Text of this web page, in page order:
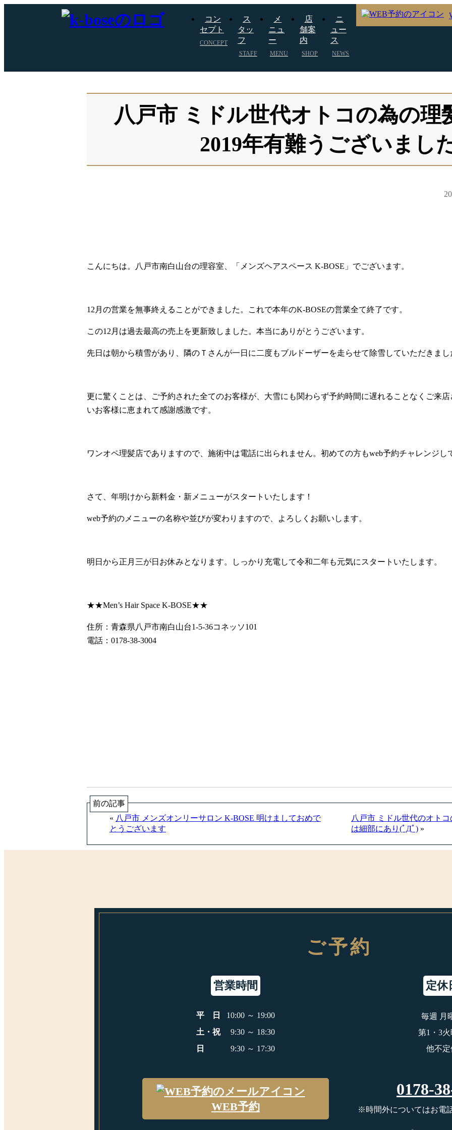
コン
セプト
CONCEPT
ス
タッ
フ
STAFF
メ
ニュ
ー
MENU
店
舗案
内
SHOP
ニ
ュー
ス
NEWS
八戸市 ミドル世代オトコの為の理
2019年有難うございまし
こんにちは。八戸市南白山台の理容室、「メンズヘアスペース K-BOSE」でございます。
12月の営業を無事終えることができました。これで本年のK-BOSEの営業全て終了です。
この12月は過去最高の売上を更新致しました。本当にありがとうございます。
先日は朝から積雪があり、隣のＴさんが一日に二度もブルドーザーを走らせて除雪していただきまし
更に驚くことは、ご予約された全てのお客様が、大雪にも関わらず予約時間に遅れることなくご来
いお客様に恵まれて感謝感激です。
ワンオペ理髪店でありますので、施術中は電話に出られません。初めての方もweb予約チャレンジし
さて、年明けから新料金・新メニューがスタートいたします！
web予約のメニューの名称や並びが変わりますので、よろしくお願いします。
明日から正月三が日お休みとなります。しっかり充電して令和二年も元気にスタートいたします。
★★Men’s Hair Space K-BOSE★★
住所：青森県八戸市南白山台1-5-36コネッソ101
電話：0178-38-3004
« 八戸市 メンズオンリーサロン K-BOSE 明けましておめで
とうございます
前の記事
八戸市 ミドル世代のオト
は細部にあり(ﾟДﾟ)»
ご予約
営業時間
平日
10:00 ～ 19:00
土・祝
9:30 ～ 18:30
日
9:30 ～ 17:30
定休
毎週 月
第1・3火
他不定
WEB予約
0178-
※時間外についてはお電